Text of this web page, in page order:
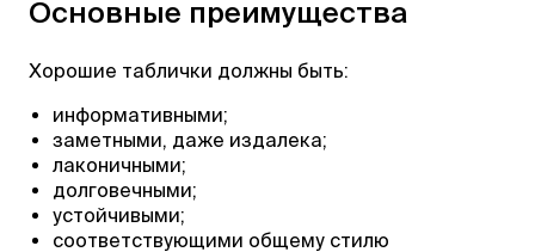
Основные преимущества
Хорошие таблички должны быть:
информативными;
заметными, даже издалека;
лаконичными;
долговечными;
устойчивыми;
соответствующими общему стилю